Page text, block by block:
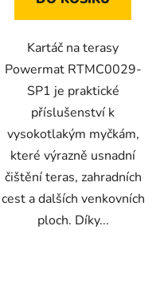
Kartáč na terasy
Powermat RTMC0029-
SP1 je praktické
příslušenství k
vysokotlakým myčkám,
které výrazně usnadní
čištění teras, zahradních
cest a dalších venkovních
ploch. Díky...